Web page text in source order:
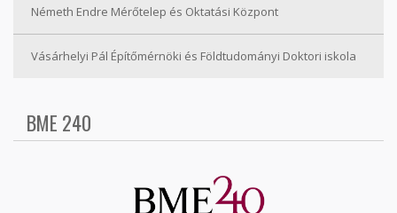
Németh Endre Mérőtelep és Oktatási Központ
Vásárhelyi Pál Építőmérnöki és Földtudományi Doktori iskola
BME 240